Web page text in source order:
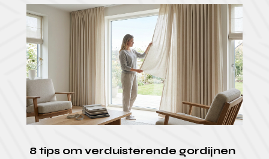
8 tips om verduisterende gordijnen